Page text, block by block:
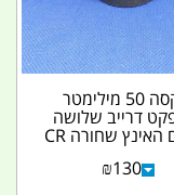
בוקסה 50 מילימטר
דרייב שלושה
רבעים האינץ שחורה CR
₪130